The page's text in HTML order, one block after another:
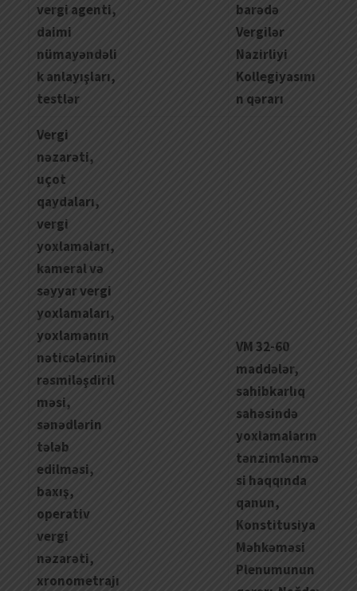
vergi agenti,
daimi
nümayəndəli
k anlayışları,
testlər
barədə
Vergilər
Nazirliyi
Kollegiyasını
n qərarı
Vergi
nəzarəti,
uçot
qaydaları,
vergi
yoxlamaları,
kameral və
səyyar vergi
yoxlamaları,
yoxlamanın
nəticələrinin
rəsmiləşdiril
məsi,
sənədlərin
tələb
edilməsi,
baxış,
operativ
vergi
nəzarəti,
xronometrajı
VM 32-60
maddələr,
sahibkarlıq
sahəsində
yoxlamaların
tənzimlənmə
si haqqında
qanun,
Konstitusiya
Məhkəməsi
Plenumunun